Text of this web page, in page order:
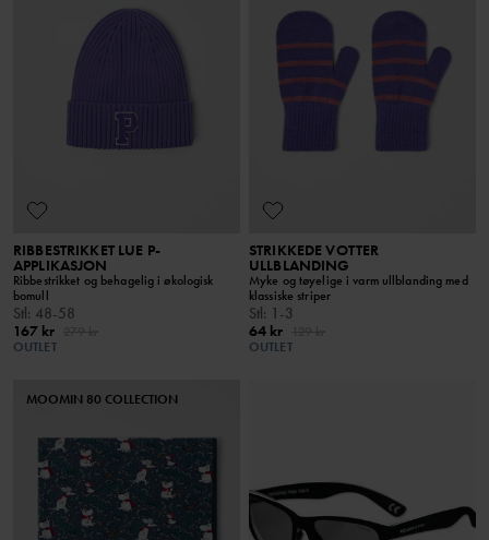
RIBBESTRIKKET LUE P-
APPLIKASJON
Ribbestrikket og behagelig i økologisk
bomull
Stl: 48-58
167 kr
OUTLET
STRIKKEDE VOTTER
ULLBLANDING
Myke og tøyelige i varm ullblanding med
klassiske striper
Stl: 1-3
64 kr
OUTLET
MOOMIN 80 COLLECTION